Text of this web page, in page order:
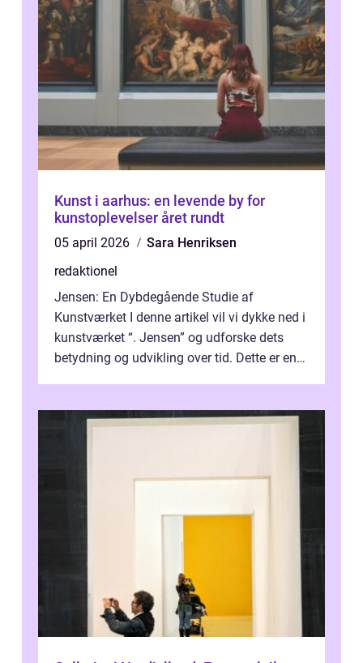
Kunst i aarhus: en levende by for
kunstoplevelser året rundt
05 april 2026
Sara Henriksen
redaktionel
Jensen: En Dybdegående Studie af
Kunstværket I denne artikel vil vi dykke ned i
kunstværket “. Jensen” og udforske dets
betydning og udvikling over tid. Dette er en